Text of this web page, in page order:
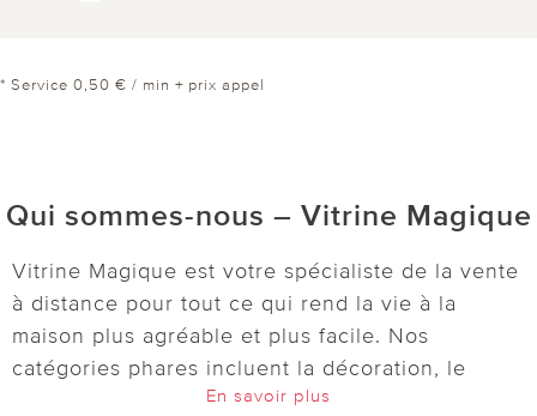
* Service 0,50 € / min + prix appel
Qui sommes-nous – Vitrine Magique
Vitrine Magique est votre spécialiste de la vente
à distance pour tout ce qui rend la vie à la
maison plus agréable et plus facile. Nos
catégories phares incluent la décoration, le
jardin, l’entretien, la cuisine, le bien-être et
En savoir plus